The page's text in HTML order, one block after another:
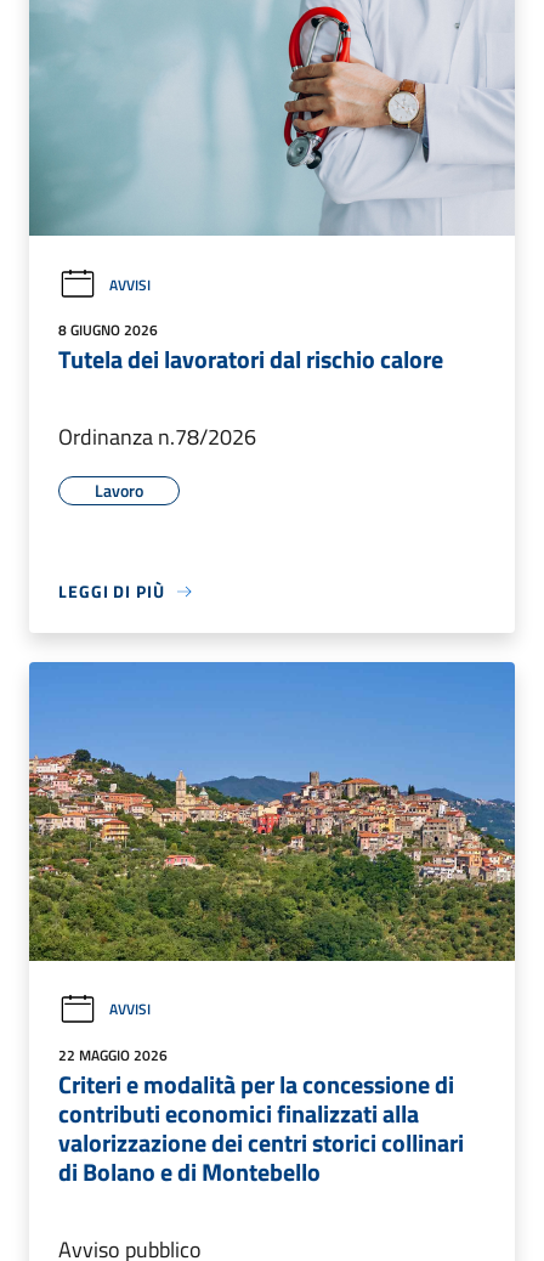
AVVISI
8 GIUGNO 2026
Tutela dei lavoratori dal rischio calore
Ordinanza n.78/2026
Lavoro
LEGGI DI PIÙ
AVVISI
22 MAGGIO 2026
Criteri e modalità per la concessione di
contributi economici finalizzati alla
valorizzazione dei centri storici collinari
di Bolano e di Montebello
Avviso pubblico